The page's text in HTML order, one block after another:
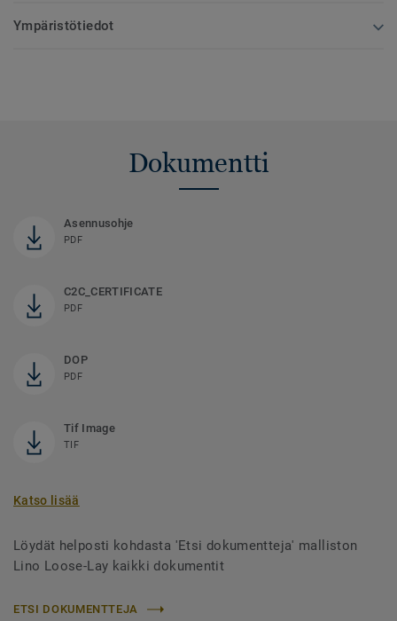
Ympäristötiedot
Dokumentti
Asennusohje
PDF
C2C_CERTIFICATE
PDF
DOP
PDF
Tif Image
TIF
Katso lisää
Löydät helposti kohdasta 'Etsi dokumentteja' malliston
Lino Loose-Lay kaikki dokumentit
ETSI DOKUMENTTEJA